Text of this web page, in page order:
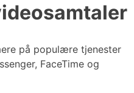
på populære tjenester
FaceTime og